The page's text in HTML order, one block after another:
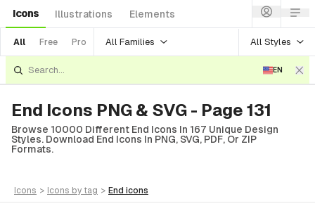
Icons Illustrations Elements
All Free Pro All Families All Styles
EN
End Icons PNG & SVG - Page 131
Browse 10000 Different End Icons In 167 Unique Design
Styles. Download End Icons In PNG, SVG, PDF, Or ZIP
Formats.
icons > icons by tag > end icons